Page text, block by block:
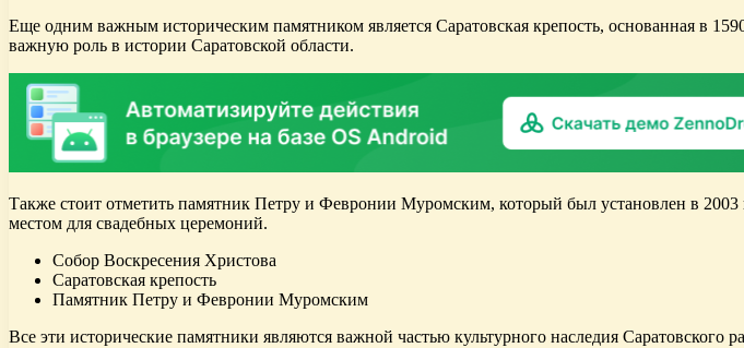
Еще одним важным историческим памятником является Саратовская крепость, основанная в
важную роль в истории Саратовской области.
Также стоит отметить памятник Петру и Февронии Муромским, который был установлен в
местом для свадебных церемоний.
Собор Воскресения Христова
Саратовская крепость
Памятник Петру и Февронии Муромским
Все эти исторические памятники являются важной частью культурного наследия